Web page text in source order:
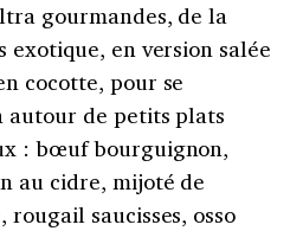
gourmandes, de la
exotique, en version salée
cocotte, pour se
de petits plats
: bœuf bourguignon,
au cidre, mijoté de
saucisses, osso